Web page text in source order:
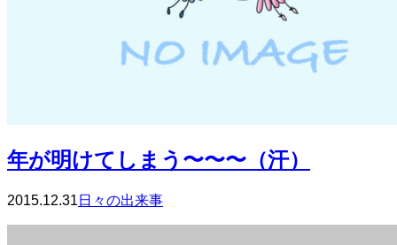
年が明けてしまう〜〜〜（汗）
2015.12.31 日々の出来事